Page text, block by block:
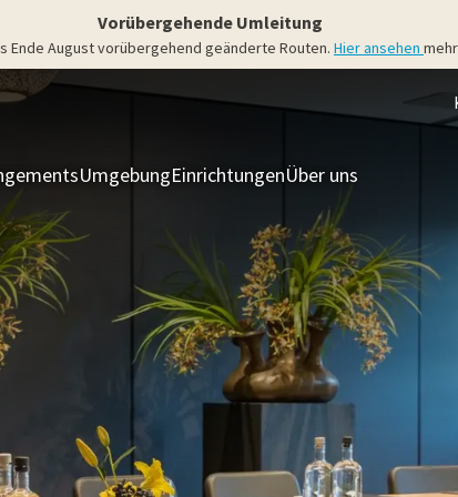
Vorübergehende Umleitung
Ende August vorübergehend geänderte Routen. Hier ansehen
UmgebungEinrichtungenÜber uns